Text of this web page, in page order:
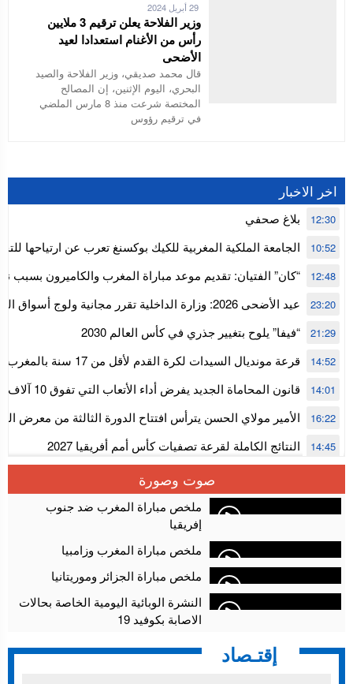
29 أبريل 2024
وزير الفلاحة يعلن ترقيم 3 ملايين
رأس من الأغنام استعدادا لعيد
الأضحى
قال محمد صديقي، وزير الفلاحة والصيد
البحري، اليوم الإثنين، إن المصالح
المختصة شرعت منذ 8 مارس الملضي
في ترقيم رؤوس
اخر الاخبار
بلاغ صحفي 12:30
الجامعة الملكية المغربية للكيك بوكسنغ تعرب عن ارتياحها
للمجلس الأعلى للحسابات
10:52
“كان” الفتيان: تقديم موعد مباراة المغرب والكاميرون بسبب
إفريقيا
12:48
عيد الأضحى 2026: وزارة الداخلية تقرر مجانية ولوج
استنفار” لتنظيمها
23:20
“فيفا” يلوح بتغيير جذري في كأس العالم 2030 21:29
قرعة مونديال السيدات لكرة
المستوى الأول
14:52
قانون المحاماة الجديد يفرض أداء الأتعاب التي تفوق 10 آلاف درهم بالشيك 14:01
الأمير مولاي الحسن يترأس افتتاح الدورة الثالثة من معرض
الألعاب الإلكترونية
16:22
النتائج الكاملة لقرعة تصفيات كأس أمم أفريقيا 2027 14:45
سلا.. توقيف ثلاثة مروجين وحجز أكثر من 4300 قرص مخدر وكوكايين وإكستازي
أقراص مهلوسة داخل فضاء للشيشة تستنفر شرطة أكادير 12:48
صوت وصورة
ملخص مباراة المغرب ضد جنوب
إفريقيا
ملخص مباراة المغرب وزامبيا
ملخص مباراة الجزائر وموريتانيا
النشرة الوبائية اليومية الخاصة بحالات
الاصابة بكوفيد 19
إقتـصاد